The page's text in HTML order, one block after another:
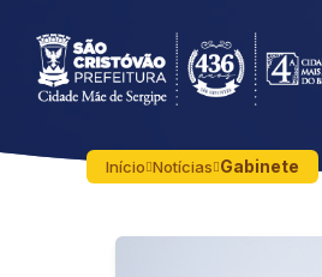
Início Notícias Gabinete